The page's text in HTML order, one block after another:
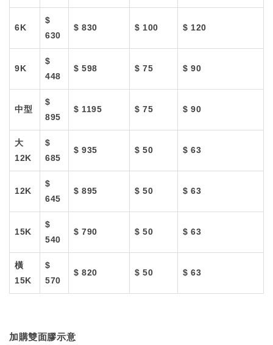
6K
$
630
$ 830 $ 100 $ 120
9K
$
448
$ 598 $ 75 $ 90
中型
$
895
$ 1195 $ 75 $ 90
大
12K
$
685
$ 935 $ 50 $ 63
12K
$
645
$ 895 $ 50 $ 63
15K
$
540
$ 790 $ 50 $ 63
橫
15K
$
570
$ 820 $ 50 $ 63
加購雙面膠示意